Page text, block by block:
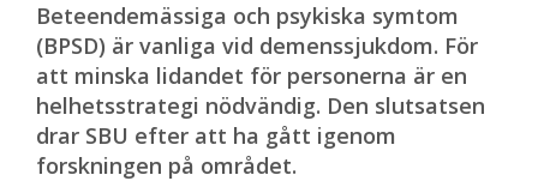
Beteendemässiga och psykiska symtom
(BPSD) är vanliga vid demenssjukdom. För
att minska lidandet för personerna är en
helhetsstrategi nödvändig. Den slutsatsen
drar SBU efter att ha gått igenom
forskningen på området.